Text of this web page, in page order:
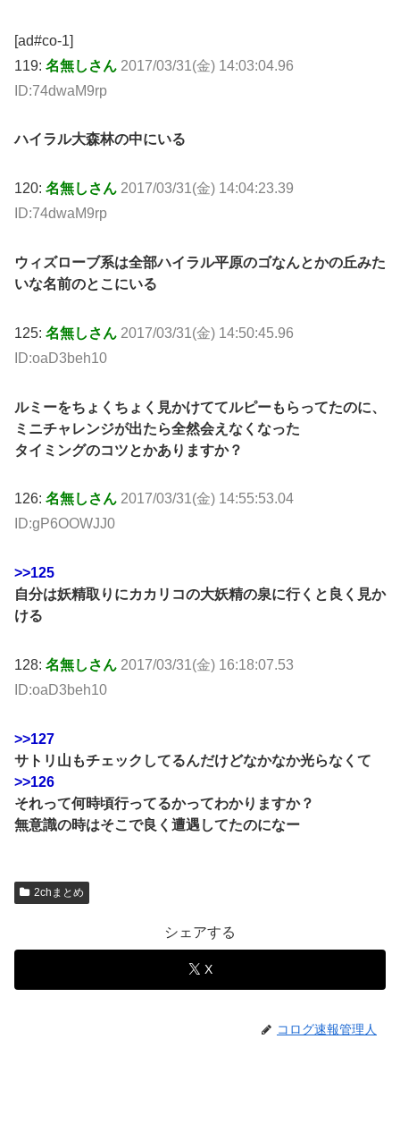
[ad#co-1]
119: 名無しさん 2017/03/31(金) 14:03:04.96
ID:74dwaM9rp
ハイラル大森林の中にいる
120: 名無しさん 2017/03/31(金) 14:04:23.39
ID:74dwaM9rp
ウィズローブ系は全部ハイラル平原のゴなんとかの丘みた
いな名前のとこにいる
125: 名無しさん 2017/03/31(金) 14:50:45.96
ID:oaD3beh10
ルミーをちょくちょく見かけててルピーもらってたのに、
ミニチャレンジが出たら全然会えなくなった
タイミングのコツとかありますか？
126: 名無しさん 2017/03/31(金) 14:55:53.04
ID:gP6OOWJJ0
>>125
自分は妖精取りにカカリコの大妖精の泉に行くと良く見か
ける
128: 名無しさん 2017/03/31(金) 16:18:07.53
ID:oaD3beh10
>>127
サトリ山もチェックしてるんだけどなかなか光らなくて
>>126
それって何時頃行ってるかってわかりますか？
無意識の時はそこで良く遭遇してたのになー
2chまとめ
シェアする
X
コログ速報管理人